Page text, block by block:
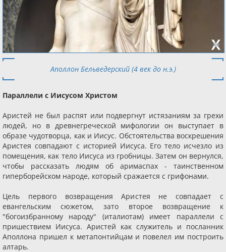
Аполлон Бельведерский (4 век до н.э.)
Параллели с Иисусом Христом
Аристей не был распят или подвергнут истязаниям за грехи
людей, но в древнегреческой мифологии он выступает в
образе чудотворца, как и Иисус. Обстоятельства воскрешения
Аристея совпадают с историей Иисуса. Его тело исчезло из
помещения, как тело Иисуса из гробницы. Затем он вернулся,
чтобы рассказать людям об аримаспах - таинственном
гиперборейском народе, который сражается с грифонами.
Цель первого возвращения Аристея не совпадает с
евангельским сюжетом, зато второе возвращение к
"богоизбранному народу" (италиотам) имеет параллели с
пришествием Иисуса. Аристей как служитель и посланник
Аполлона пришел к метапонтийцам и повелел им построить
алтарь.